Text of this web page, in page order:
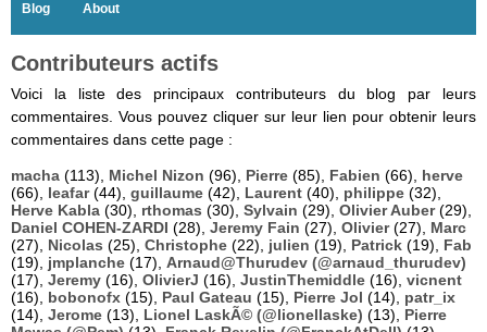
Blog About
Contributeurs actifs
Voici la liste des principaux contributeurs du blog par leurs
commentaires. Vous pouvez cliquer sur leur lien pour obtenir leurs
commentaires dans cette page :
macha (113), Michel Nizon (96), Pierre (85), Fabien (66), herve
(66), leafar(44), guillaume (42), Laurent (40), philippe (32),
Herve Kabla (30), rthomas (30), Sylvain (29), Olivier Auber(29),
Daniel COHEN-ZARDI (28), Jeremy Fain (27), Olivier(27), Marc
(27), Nicolas (25), Christophe (22), julien (19), Patrick (19), Fab
(19), jmplanche (17), Arnaud@Thurudev (@arnaud_thurudev)
(17), Jeremy (16), OlivierJ (16), JustinThemiddle (16), vicnent
(16), bobonofx (15), Paul Gateau (15), Pierre Jol (14), patr_ix
(14), Jerome (13), Lionel LaskÃ© (@lionellaske) (13), Pierre